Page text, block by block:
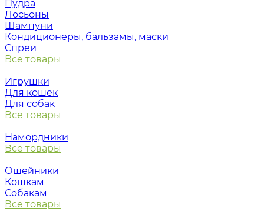
Пудра
Лосьоны
Шампуни
Кондиционеры, бальзамы, маски
Спреи
Все товары
Игрушки
Для кошек
Для собак
Все товары
Намордники
Все товары
Ошейники
Кошкам
Собакам
Все товары